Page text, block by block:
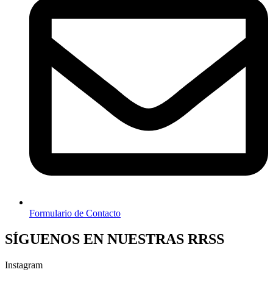
Formulario de Contacto
SÍGUENOS EN NUESTRAS RRSS
Instagram